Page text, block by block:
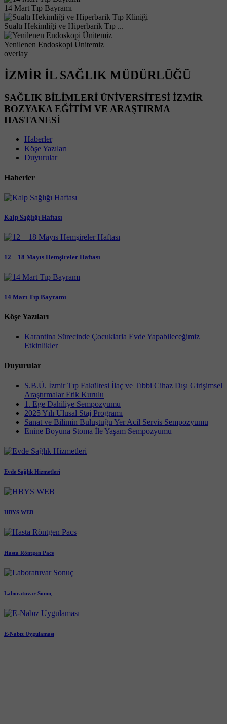
14 Mart Tıp Bayramı
Sualtı Hekimliği ve Hiperbarik Tıp ...
Yenilenen Endoskopi Ünitemiz
overlay
İZMİR İL SAĞLIK MÜDÜRLÜĞÜ
SAĞLIK BİLİMLERİ ÜNİVERSİTESİ İZMİR
BOZYAKA EĞİTİM VE ARAŞTIRMA
HASTANESİ
Haberler
Köşe Yazıları
Duyurular
Haberler
Kalp Sağlığı Haftası
12 – 18 Mayıs Hemşireler Haftası
14 Mart Tıp Bayramı
Köşe Yazıları
Karantina Sürecinde Çocuklarla Evde Yapabileceğimiz
Etkinlikler
Duyurular
S.B.Ü. İzmir Tıp Fakültesi İlaç ve Tıbbi Cihaz Dışı Girişimsel
Araştırmalar Etik Kurulu
1. Ege Dahiliye Sempozyumu
2025 Yılı Ulusal Staj Programı
Sanat ve Bilimin Buluştuğu Yer Acil Servis Sempozyumu
Enine Boyuna Stoma İle Yaşam Sempozyumu
Evde Sağlık Hizmetleri
HBYS WEB
Hasta Röntgen Pacs
Laboratuvar Sonuç
E-Nabız Uygulaması